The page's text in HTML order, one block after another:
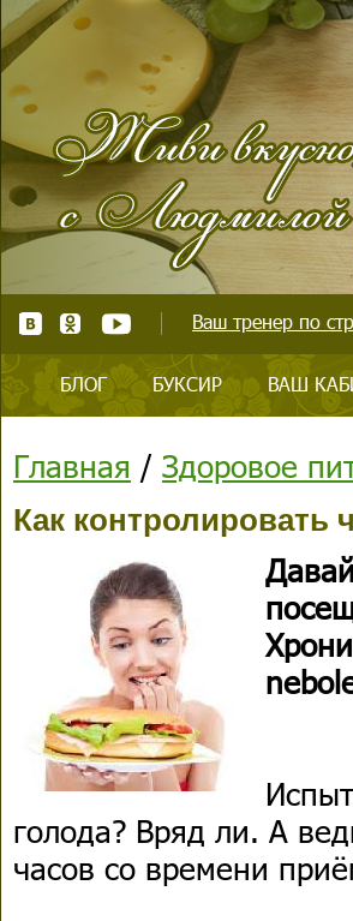
Ваш тренер по
БЛОГ БУКСИР ВАШ
Главная / Здоровое
Как контролировать
голода? Вряд ли. А
часов со времени